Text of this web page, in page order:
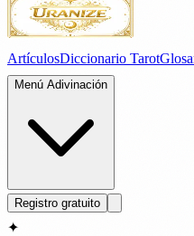
ArtículosDiccionario Tarot
Menú Adivinación
Registro gratuito
✦